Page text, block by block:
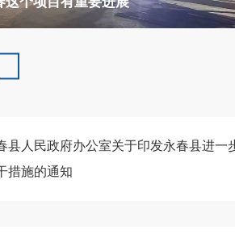
县人民政府办公室关于印发永春县进一
措施的通知